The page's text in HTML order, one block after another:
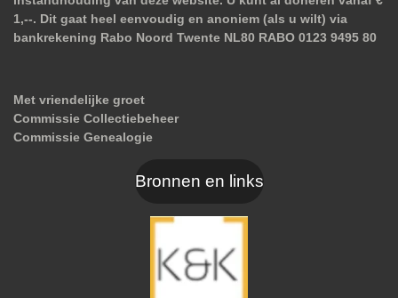
1,--. Dit gaat heel eenvoudig en anoniem (als u wilt) via
bankrekening Rabo Noord Twente NL80 RABO 0123 9495 80
Met vriendelijke groet
Commissie Collectiebeheer
Commissie Genealogie
Bronnen en links